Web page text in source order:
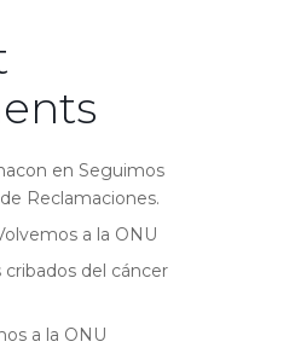
en Seguimos
Reclamaciones.
a la ONU
cribados del cáncer
a la ONU